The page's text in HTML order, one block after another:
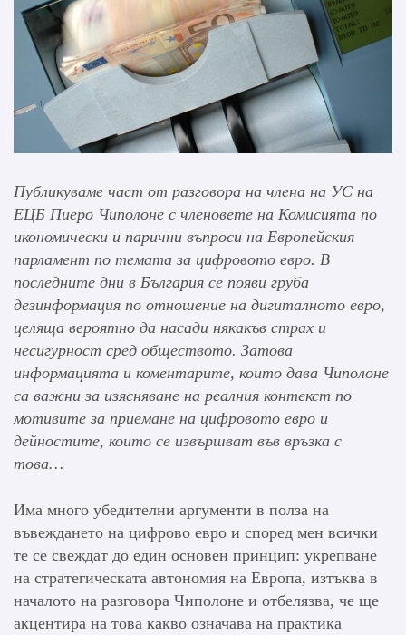
Публикуваме част от разговора на члена на УС на
ЕЦБ Пиеро Чиполоне с членовете на Комисията по
икономически и парични въпроси на Европейския
парламент по темата за цифровото евро. В
последните дни в България се появи груба
дезинформация по отношение на дигиталното евро,
целяща вероятно да насади някакъв страх и
несигурност сред обществото. Затова
информацията и коментарите, които дава Чиполоне
са важни за изясняване на реалния контекст по
мотивите за приемане на цифровото евро и
дейностите, които се извършват във връзка с
това…
Има много убедителни аргументи в полза на
въвеждането на цифрово евро и според мен всички
те се свеждат до един основен принцип: укрепване
на стратегическата автономия на Европа, изтъква в
началото на разговора Чиполоне и отбелязва, че ще
акцентира на това какво означава на практика